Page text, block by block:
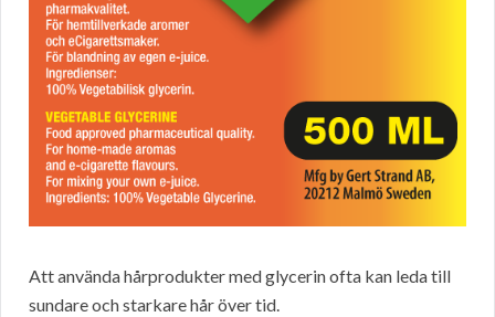
Att använda hårprodukter med glycerin ofta kan leda till
sundare och starkare hår över tid.